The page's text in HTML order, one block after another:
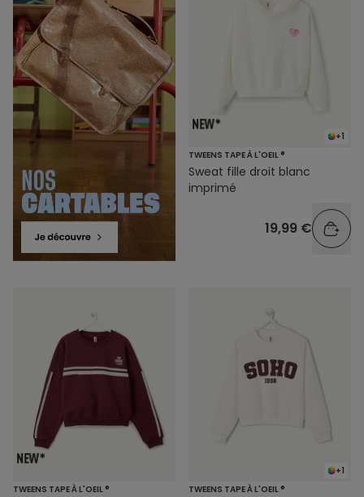
+1
TWEENS TAPE À L'OEIL ®
Sweat fille droit blanc
imprimé
19,99 €
TWEENS TAPE À L'OEIL ®
+1
TWEENS TAPE À L'OEIL ®